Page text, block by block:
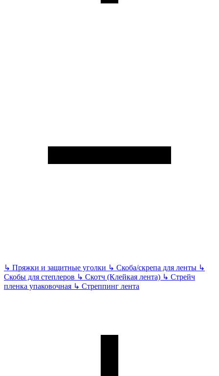
↳ Пряжки и защитные уголки ↳ Скоба/скрепа для ленты ↳
Скобы для степлеров ↳ Скотч (Клейкая лента) ↳ Стрейч
пленка упаковочная ↳ Стреппинг лента